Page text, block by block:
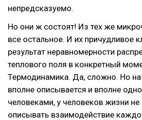
непредсказуемо.
Но они ж состоят! Из тех же
все остальное. И их причудливое
результат неравномерности
теплового поля в конкретный
Термодинамика. Да, сложно. Но
вполне описывается и вполне
человеками, у человеков жизни не
описывать взаимодействие